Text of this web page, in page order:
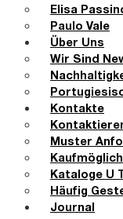
Elisa
Paulo Vale
Über Uns
Wir Sind
Kontakte
Muster
Kataloge U
Häufig
Journal